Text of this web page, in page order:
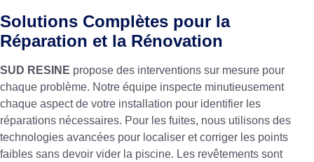
Solutions Complètes pour la
Réparation et la Rénovation
SUD RESINE propose des interventions sur mesure pour
chaque problème. Notre équipe inspecte minutieusement
chaque aspect de votre installation pour identifier les
réparations nécessaires. Pour les fuites, nous utilisons des
technologies avancées pour localiser et corriger les points
faibles sans devoir vider la piscine. Les revêtements sont